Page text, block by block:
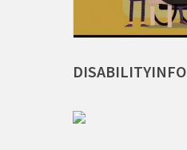
DISABILITYINFO